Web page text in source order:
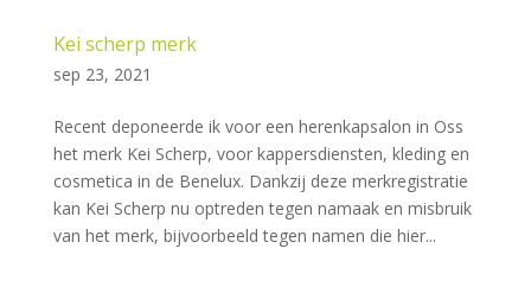
Kei scherp merk
sep 23, 2021
Recent deponeerde ik voor een herenkapsalon in Oss
het merk Kei Scherp, voor kappersdiensten, kleding en
cosmetica in de Benelux. Dankzij deze merkregistratie
kan Kei Scherp nu optreden tegen namaak en misbruik
van het merk, bijvoorbeeld tegen namen die hier...